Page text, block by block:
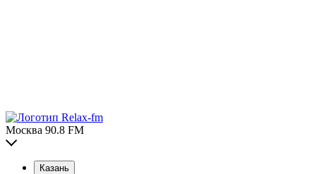
Москва 90.8 FM
Казань